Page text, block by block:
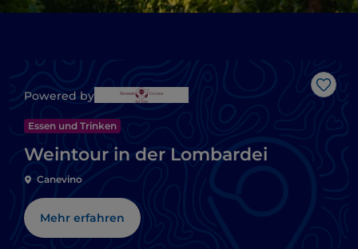
Like
Powered by
Essen und Trinken
Weintour in der Lombardei
Canevino
Mehr erfahren